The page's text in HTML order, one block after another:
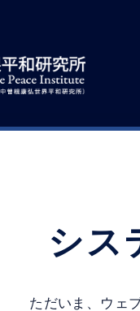
シス
ただいま、ウェ